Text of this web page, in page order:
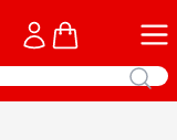
Cart